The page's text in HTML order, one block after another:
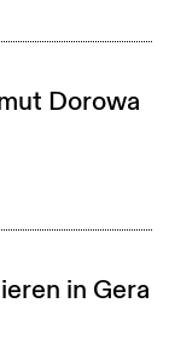
Dorowa
in Gera